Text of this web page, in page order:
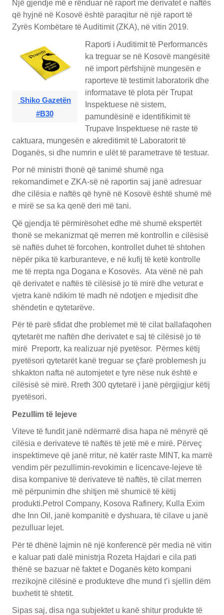
Një gjendje më e rënduar në raport me derivatet e naftës
që hyjnë në Kosovë është paraqitur në një raport të
Zyrës Kombëtare të Auditimit (ZKA), në vitin 2019.
Shiko Gazetën
#B30
Raporti i Auditimit të Performancës
ka treguar se në Kosovë mangësitë
në import përfshijnë mungesën e
raporteve të testimit laboratorik dhe
informatave të plota për Trupat
Inspektuese në sistem,
pamundësinë e identifikimit të
Trupave Inspektuese në raste të
caktuara, mungesën e akreditimit të Laboratorit të
Doganës, si dhe numrin e ulët të parametrave të testuar.
Por në ministri thonë që tanimë shumë nga
rekomandimet e ZKA-së në raportin saj janë adresuar
dhe cilësia e naftës që hynë në Kosovë është shumë më
e mirë se sa ka qenë deri më tani.
Që gjendja të përmirësohet edhe më shumë ekspertët
thonë se mekanizmat që merren më kontrollin e cilësisë
së naftës duhet të forcohen, kontrollet duhet të shtohen
nëpër pika të karburanteve, e në kufij të ketë kontrolle
me të rrepta nga Dogana e Kosovës. Ata vënë në pah
që derivatet e naftës të cilësisë jo të mirë dhe veturat e
vjetra kanë ndikim të madh në ndotjen e mjedisit dhe
shëndetin e qytetarëve.
Për të parë sfidat dhe problemet më të cilat ballafaqohen
qytetarët me naftën dhe derivatet e saj të cilësisë jo të
mirë Preportr, ka realizuar një pyetësor. Përmes këtij
pyetësori qytetarët kanë treguar se çfarë problemesh ju
shkakton nafta në automjetet e tyre nëse nuk është e
cilësisë së mirë. Rreth 300 qytetarë i janë përgjigjur këtij
pyetësori.
Pezullim të lejeve
Viteve të fundit janë ndërmarrë disa hapa në mënyrë që
cilësia e derivateve të naftës të jetë më e mirë. Përveç
inspektimeve që janë rritur, në katër raste MINT, ka marrë
vendim për pezullimin-revokimin e licencave-lejeve të
disa kompanive të derivateve të naftës, të cilat merren
më përpunimin dhe shitjen më shumicë të këtij
produkti.Petrol Company, Kosova Rafinery, Kulla Exim
dhe Inn Oil, janë kompanitë e dyshuara, të cilave u janë
pezulluar lejet.
Për të dhënë lajmin në një konferencë për media në vitin
e kaluar pati dalë ministrja Rozeta Hajdari e cila pati
thënë se bazuar në faktet e Doganës këto kompani
rrezikojnë cilësinë e produkteve dhe mund t’i sjellin dëm
buxhetit të shtetit.
Sipas saj, disa nga subjektet u kanë shitur produkte të